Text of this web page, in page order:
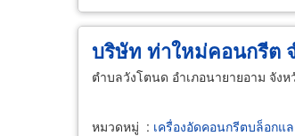
บริษัท ท่าใหม่คอนกรีต
ตำบลวังโตนด อำเภอนายายอาม จัง
หมวดหมู่ : เครื่องอัดคอนกรีตบล็อก